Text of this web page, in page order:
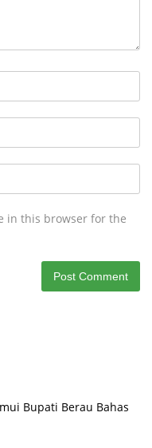
in this browser for the
Bupati Berau Bahas